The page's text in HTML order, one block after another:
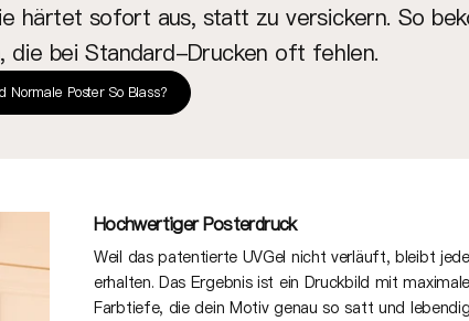
härtet sofort aus, statt zu versickern. So
die bei Standard-Drucken oft fehlen.
Normale Poster So Blass?
Hochwertiger Posterdruck
Weil das patentierte UVGel nicht verläuft, bleibt
erhalten. Das Ergebnis ist ein Druckbild mit
Farbtiefe, die dein Motiv genau so satt und